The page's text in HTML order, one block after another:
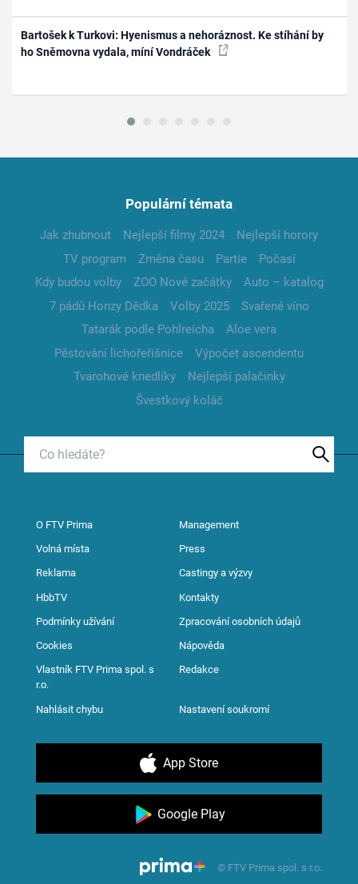
Bartošek k Turkovi: Hyenismus a nehoráznost. Ke stíhání by
ho Sněmovna vydala, míní Vondráček
Populární témata
Jak zhubnout Nejlepší filmy 2024
Nejlepší horory
TV program
Změna času Partie
Počasí
Kdy budou volby
ZOO Nové začátky
Auto – katalog
7 pádů Honzy Dědka
Volby 2025
Svařené víno
Tatarák podle Pohlreicha
Aloe vera
Pěstování lichořeřišnice
Výpočet ascendentu
Tvarohové knedlíky
Nejlepší palačinky
Švestkový koláč
O FTV Prima Management
Volná místa Press
Reklama Castingy a výzvy
HbbTV Kontakty
Podmínky užívání Zpracování osobních údajů
Cookies Nápověda
Vlastník FTV Prima spol. s
r.o.
Redakce
Nahlásit chybu Nastavení soukromí
App Store
Google Play
© FTV Prima spol. s r.o.